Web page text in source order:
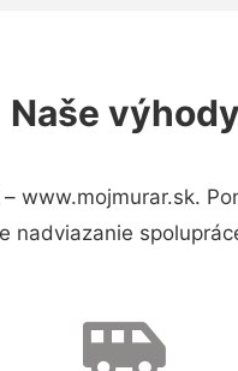
Naše výhody
www.mojmurar.sk.
nadviazanie